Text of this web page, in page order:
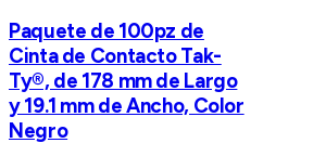
Paquete de 100pz de
Cinta de Contacto Tak-
Ty®, de 178 mm de Largo
y 19.1 mm de Ancho, Color
Negro